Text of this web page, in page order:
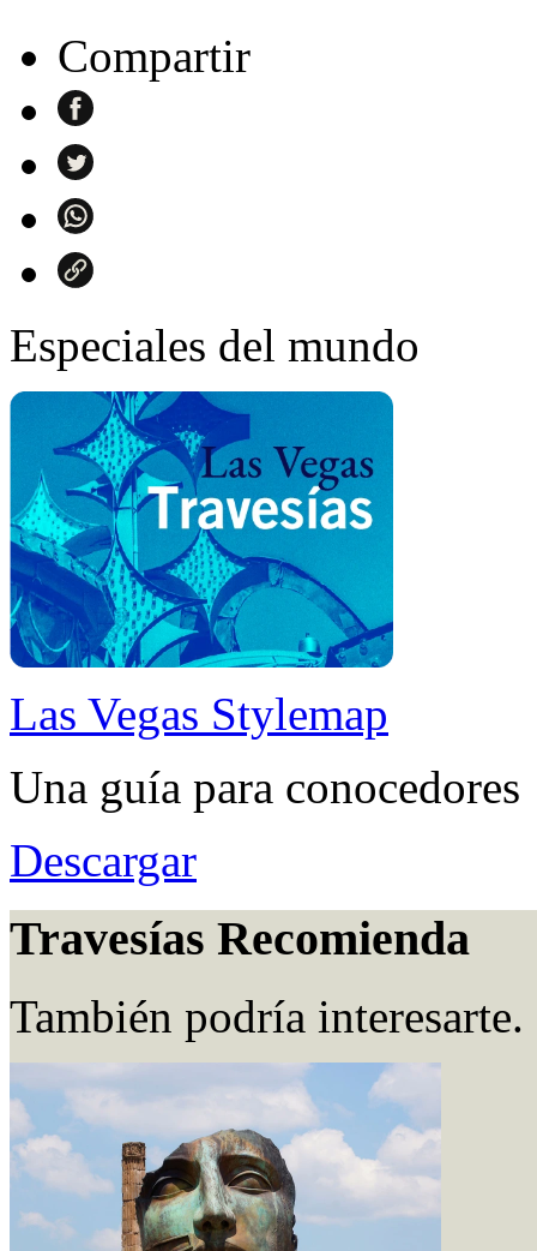
Compartir
Especiales del mundo
Las Vegas Stylemap
Una guía para conocedores
Descargar
Travesías Recomienda
También podría interesarte.